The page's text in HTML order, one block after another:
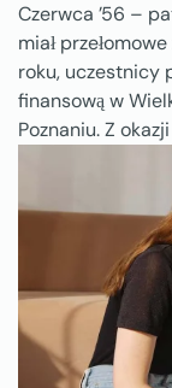
Czerwca ’56 –
miał
roku, uczestnicy
finansową w
Poznaniu. Z